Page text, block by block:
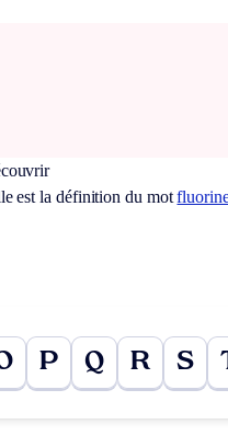
est la définition du mot
P Q R S